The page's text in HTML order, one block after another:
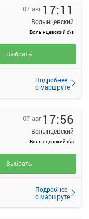
07 авг 17:11
Волынцевский
Волынцевский с\з
Подробнее
о маршруте
Выбрать
07 авг 17:56
Волынцевский
Волынцевский с\з
Подробнее
о маршруте
Выбрать